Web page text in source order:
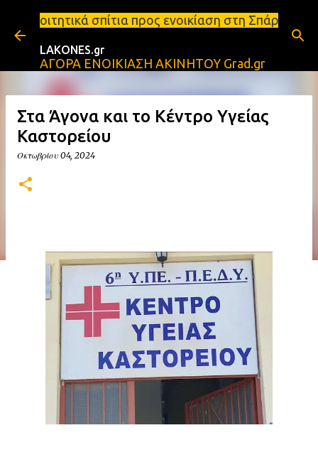
Μετάβαση στο κύριο περιεχόμενο
προς ενοικίαση στη Σπάρτη Ενοικιάσεις
LAKONES.gr
ΑΓΟΡΑ ΕΝΟΙΚΙΑΣΗ ΑΚΙΝΗΤΟΥ Grad.gr
Στα Άγονα και το Κέντρο Υγείας
Καστορείου
Οκτωβρίου 04, 2024